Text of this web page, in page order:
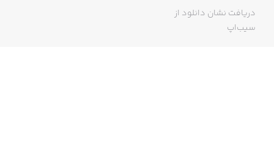
دریافت نشان دانلود از
سیب‌اپ